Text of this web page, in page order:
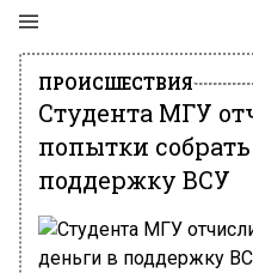
ПРОИСШЕСТВИЯ
Студента МГУ
попытки
поддержку ВСУ